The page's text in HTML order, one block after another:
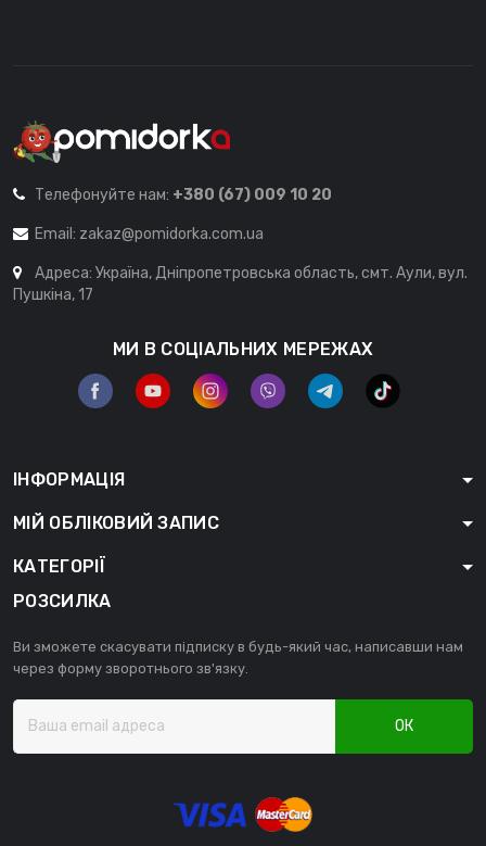
Телефонуйте нам: +380 (67) 009 10 20
Email: zakaz@pomidorka.com.ua
Адреса: Україна, Дніпропетровська область, смт. Аули, вул.
Пушкіна, 17
МИ В СОЦІАЛЬНИХ МЕРЕЖАХ
ІНФОРМАЦІЯ
МІЙ ОБЛІКОВИЙ ЗАПИС
КАТЕГОРІЇ
РОЗСИЛКА
Ви зможете скасувати підписку в будь-який час, написавши нам
через форму зворотнього зв'язку.
ОК